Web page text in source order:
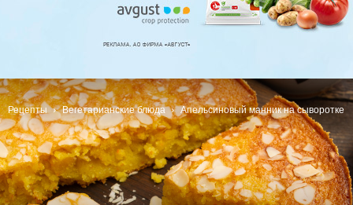
Рецепты Вегетарианские блюда Апельсиновый манник на сыворотке